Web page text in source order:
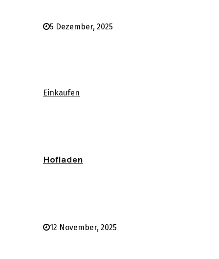
5 Dezember, 2025
Einkaufen
Hofladen
12 November, 2025